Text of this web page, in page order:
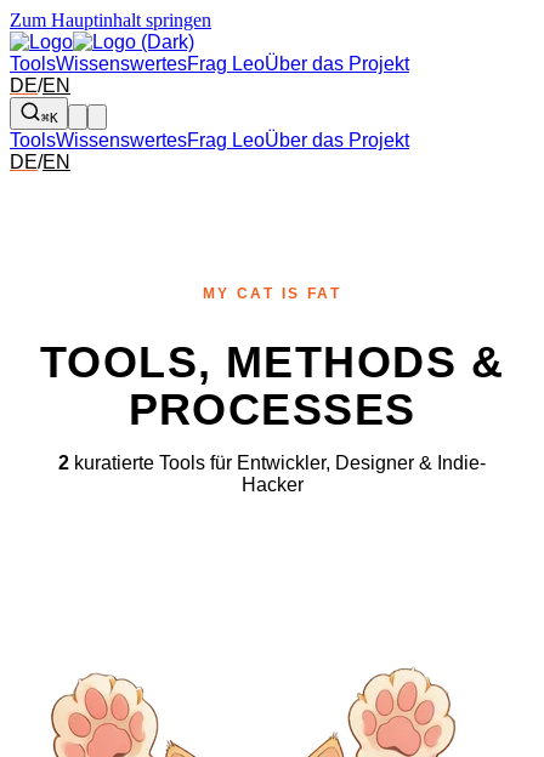
Zum Hauptinhalt springen
ToolsWissenswertesFrag LeoÜber das Projekt
DE/EN
⌘K
ToolsWissenswertesFrag LeoÜber das Projekt
DE/EN
MY CAT IS FAT
TOOLS, METHODS &
PROCESSES
2 kuratierte Tools für Entwickler, Designer & Indie-
Hacker